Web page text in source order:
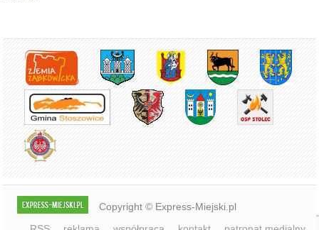
Copyright © Express-Miejski.pl